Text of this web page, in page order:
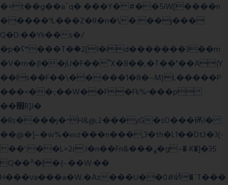
�<t��g��a`q� ���Y� #��5iW[����n
�����'!L���Z�R�n�\�:��j���
Q�D:��Yk��s�/
�p�ʕ*���T�ؘ�2[I�ld�������3��m
�V�m�{I��jU�F��˭X�8��,�T��"��A{Y
��ls��F��\�����1�8�~M}L�����P
���<��:;��W��F�Fk%ʴ���p
��׫R]J�
�Rs����j�^H&@;2���yG�sO���ѬI�
��@�]~�w%�ஸz���n���,3�th�L1��Dt3�3(-
��':��L=2r.I�n��Fn&���ߩ�g~�˴K�]�35
Q��ׯ�|�{~��W:��
H���νa���a�W.�Az���U��0#iӤ�`T���